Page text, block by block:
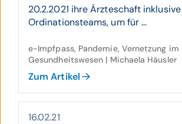
20.2.2021 ihre Ärzteschaft inklusive
Ordinationsteams, um für ...
e-Impfpass, Pandemie, Vernetzung im
Gesundheitswesen | Michaela Häusler
Zum Artikel
16.02.21